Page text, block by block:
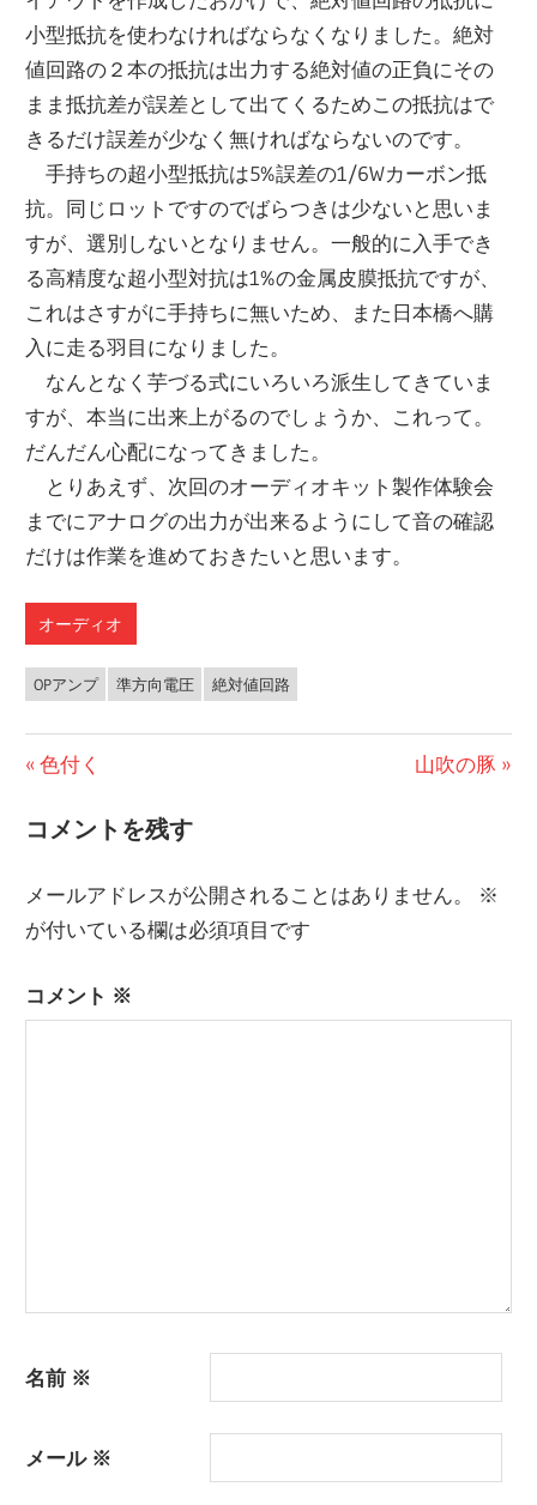
小型抵抗を使わなければならなくなりました。絶対
値回路の２本の抵抗は出力する絶対値の正負にその
まま抵抗差が誤差として出てくるためこの抵抗はで
きるだけ誤差が少なく無ければならないのです。
手持ちの超小型抵抗は5%誤差の1/6Wカーボン抵
抗。同じロットですのでばらつきは少ないと思いま
すが、選別しないとなりません。一般的に入手でき
る高精度な超小型対抗は1%の金属皮膜抵抗ですが、
これはさすがに手持ちに無いため、また日本橋へ購
入に走る羽目になりました。
なんとなく芋づる式にいろいろ派生してきていま
すが、本当に出来上がるのでしょうか、これって。
だんだん心配になってきました。
とりあえず、次回のオーディオキット製作体験会
までにアナログの出力が出来るようにして音の確認
だけは作業を進めておきたいと思います。
オーディオ
OPアンプ 準方向電圧 絶対値回路
稿
ナ
ビ
ゲ
ー
前
投
色付く
次
山吹の豚
コメントを残す
メールアドレスが公開されることはありません。
※
が付いている欄は必須項目です
コメント ※
名前 ※
メール ※